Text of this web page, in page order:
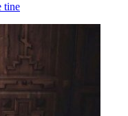
tine